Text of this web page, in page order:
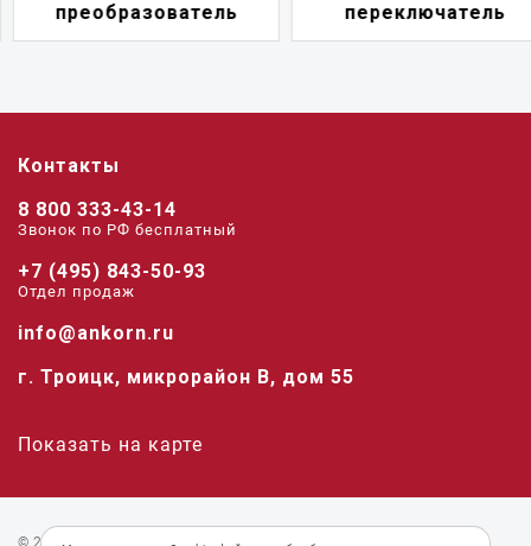
преобразователь
переключатель
Контакты
8 800 333-43-14
Звонок по РФ беcплатный
+7 (495) 843-50-93
Отдел продаж
info@ankorn.ru
г. Троицк, микрорайон В, дом 55
Показать на карте
© 2026 «Анкорн».